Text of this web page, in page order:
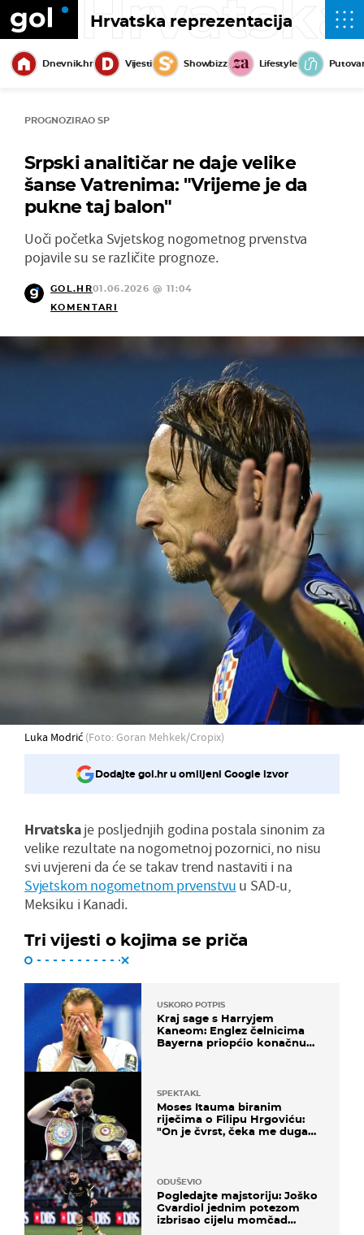
Hrvatska reprezentacija
Dnevnik.hr Vijesti Showbizz Lifestyle
PROGNOZIRAO SP
Srpski analitičar ne daje velike
šanse Vatrenima: "Vrijeme je da
pukne taj balon"
Uoči početka Svjetskog nogometnog prvenstva
pojavile su se različite prognoze.
GOL.HR01.06.2026 @ 11:04
KOMENTARI
Luka Modrić (Foto: Goran Mehkek/Cropix)
Dodajte gol.hr u omiljeni Google izvor
Hrvatskaje posljednjih godina postala sinonim za
velike rezultate na nogometnoj pozornici, no nisu
svi uvjereni da će se takav trend nastaviti i na
Svjetskom nogometnom prvenstvu u SAD-u,
Meksiku i Kanadi.
Tri vijesti o kojima se priča
USKORO POTPIS
Kraj sage s Harryjem
Kaneom: Englez čelnicima
Bayerna priopćio konačnu
SPEKTAKL
Moses Itauma biranim
riječima o Filipu Hrgoviću:
"On je čvrst, čeka me duga
ODUŠEVIO
Pogledajte majstoriju: Joško
Gvardiol jednim potezom
izbrisao cijelu momčad